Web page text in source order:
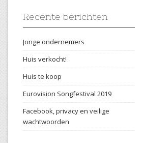
Recente berichten
Jonge ondernemers
Huis verkocht!
Huis te koop
Eurovision Songfestival 2019
Facebook, privacy en veilige
wachtwoorden